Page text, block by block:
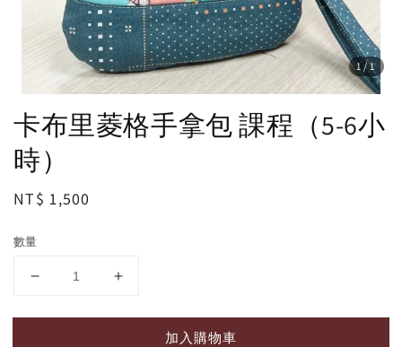
1/1
卡布里菱格手拿包 課程（5-6小
時）
Regular
NT$ 1,500
數量
加入購物車